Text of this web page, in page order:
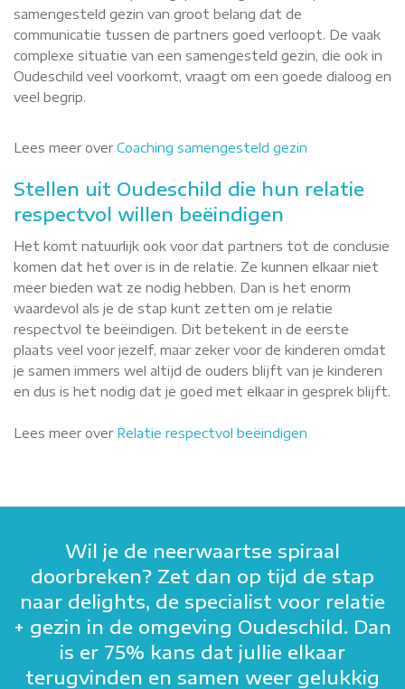
samengesteld gezin van groot belang dat de
communicatie tussen de partners goed verloopt. De vaak
complexe situatie van een samengesteld gezin, die ook in
Oudeschild veel voorkomt, vraagt om een goede dialoog en
veel begrip.
Lees meer overCoaching samengesteld gezin
Stellen uit Oudeschild die hun relatie
respectvol willen beëindigen
Het komt natuurlijk ook voor dat partners tot de conclusie
komen dat het over is in de relatie. Ze kunnen elkaar niet
meer bieden wat ze nodig hebben. Dan is het enorm
waardevol als je de stap kunt zetten om je relatie
respectvol te beëindigen. Dit betekent in de eerste
plaats veel voor jezelf, maar zeker voor de kinderen omdat
je samen immers wel altijd de ouders blijft van je kinderen
en dus is het nodig dat je goed met elkaar in gesprek blijft.
Lees meer over Relatie respectvol beëindigen
Wil je de neerwaartse spiraal
doorbreken? Zet dan op tijd de stap
naar delights, de specialist voor relatie
+ gezin in de omgeving Oudeschild. Dan
is er 75% kans dat jullie elkaar
terugvinden en samen weer gelukkig